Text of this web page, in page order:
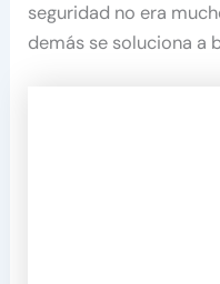
seguridad no era
demás se soluciona a